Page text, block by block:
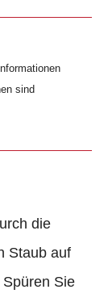
sind
die
Staub auf
Sie